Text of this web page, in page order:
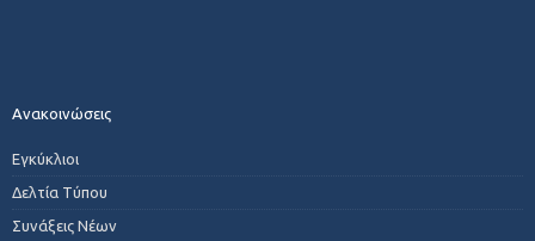
Ανακοινώσεις
Εγκύκλιοι
Δελτία Τύπου
Συνάξεις Νέων